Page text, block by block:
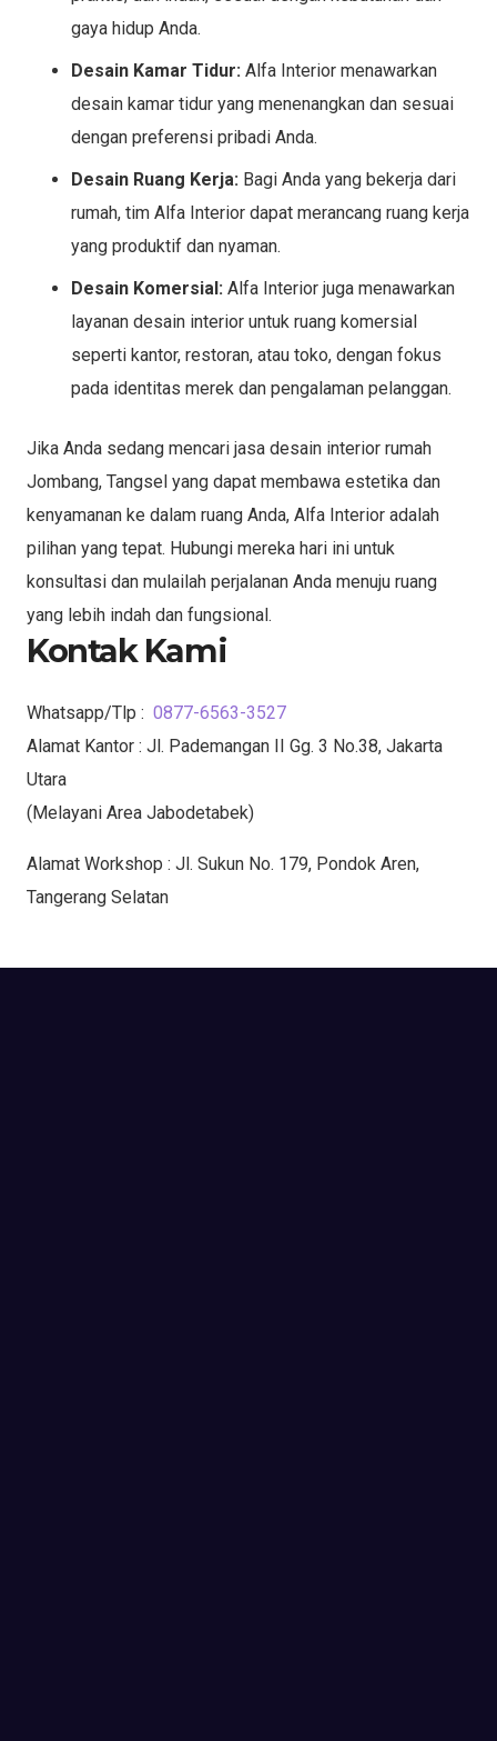
gaya hidup Anda.
Desain Kamar Tidur: Alfa Interior menawarkan
desain kamar tidur yang menenangkan dan sesuai
dengan preferensi pribadi Anda.
Desain Ruang Kerja: Bagi Anda yang bekerja dari
rumah, tim Alfa Interior dapat merancang ruang kerja
yang produktif dan nyaman.
Desain Komersial: Alfa Interior juga menawarkan
layanan desain interior untuk ruang komersial
seperti kantor, restoran, atau toko, dengan fokus
pada identitas merek dan pengalaman pelanggan.
Jika Anda sedang mencari jasa desain interior rumah
Jombang, Tangsel yang dapat membawa estetika dan
kenyamanan ke dalam ruang Anda, Alfa Interior adalah
pilihan yang tepat. Hubungi mereka hari ini untuk
konsultasi dan mulailah perjalanan Anda menuju ruang
yang lebih indah dan fungsional.
Kontak Kami
Whatsapp/Tlp : 0877-6563-3527
Alamat Kantor : Jl. Pademangan II Gg. 3 No.38, Jakarta
Utara
(Melayani Area Jabodetabek)
Alamat Workshop : Jl. Sukun No. 179, Pondok Aren,
Tangerang Selatan